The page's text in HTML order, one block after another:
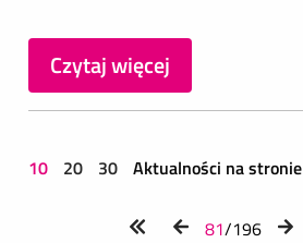
Czytaj więcej
10 20 30 Aktualności na stronie
81/196